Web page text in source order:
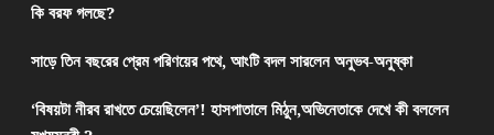
কি বরফ গলছে?
সাড়ে তিন বছরের প্রেম পরিণয়ের পথে, আংটি বদল সারলেন অনুভব-অনুষ্কা
‘বিষয়টা নীরব রাখতে চেয়েছিলেন’! হাসপাতালে মিঠুন,অভিনেতাকে দেখে কী বললেন